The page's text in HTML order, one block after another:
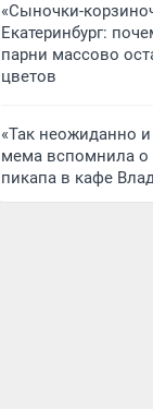
«Сыночки-
Екатеринбург:
парни массово
цветов
«Так неожиданно
мема вспомнила о
пикапа в кафе